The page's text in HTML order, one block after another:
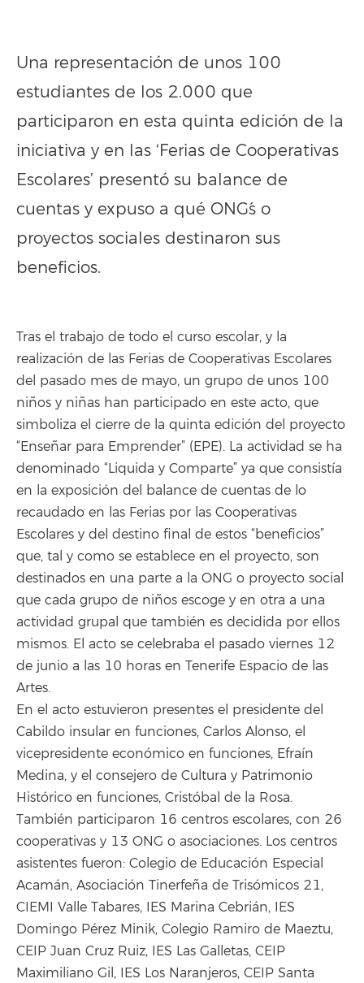
Una representación de unos 100
estudiantes de los 2.000 que
participaron en esta quinta edición de la
iniciativa y en las ‘Ferias de Cooperativas
Escolares’ presentó su balance de
cuentas y expuso a qué ONG´s o
proyectos sociales destinaron sus
beneficios.
Tras el trabajo de todo el curso escolar, y la
realización de las Ferias de Cooperativas Escolares
del pasado mes de mayo, un grupo de unos 100
niños y niñas han participado en este acto, que
simboliza el cierre de la quinta edición del proyecto
“Enseñar para Emprender” (EPE). La actividad se ha
denominado “Liquida y Comparte” ya que consistía
en la exposición del balance de cuentas de lo
recaudado en las Ferias por las Cooperativas
Escolares y del destino final de estos “beneficios”
que, tal y como se establece en el proyecto, son
destinados en una parte a la ONG o proyecto social
que cada grupo de niños escoge y en otra a una
actividad grupal que también es decidida por ellos
mismos. El acto se celebraba el pasado viernes 12
de junio a las 10 horas en Tenerife Espacio de las
Artes.
En el acto estuvieron presentes el presidente del
Cabildo insular en funciones, Carlos Alonso, el
vicepresidente económico en funciones, Efraín
Medina, y el consejero de Cultura y Patrimonio
Histórico en funciones, Cristóbal de la Rosa.
También participaron 16 centros escolares, con 26
cooperativas y 13 ONG o asociaciones. Los centros
asistentes fueron: Colegio de Educación Especial
Acamán, Asociación Tinerfeña de Trisómicos 21,
CIEMI Valle Tabares, IES Marina Cebrián, IES
Domingo Pérez Minik, Colegio Ramiro de Maeztu,
CEIP Juan Cruz Ruiz, IES Las Galletas, CEIP
Maximiliano Gil, IES Los Naranjeros, CEIP Santa